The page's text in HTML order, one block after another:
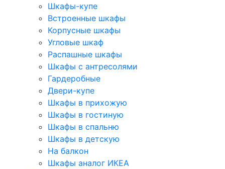
Шкафы-купе
Встроенные шкафы
Корпусные шкафы
Угловые шкаф
Распашные шкафы
Шкафы с антресолями
Гардеробные
Двери-купе
Шкафы в прихожую
Шкафы в гостиную
Шкафы в спальню
Шкафы в детскую
На балкон
Шкафы аналог ИКЕА